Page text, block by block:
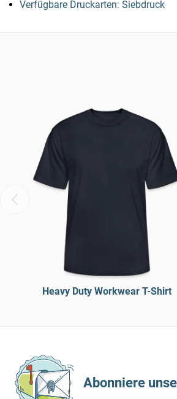
Verfügbare Druckarten: Siebdruck
Heavy Duty Workwear T-Shirt
Abonniere